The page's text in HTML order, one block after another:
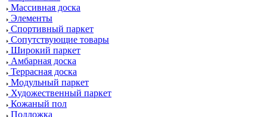
Массивная доска
Элементы
Спортивный паркет
Сопутствующие товары
Широкий паркет
Амбарная доска
Террасная доска
Модульный паркет
Художественный паркет
Кожаный пол
Подложка